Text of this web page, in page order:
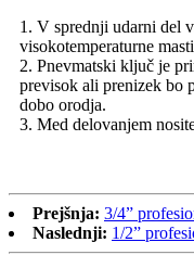
1. V sprednji udarni del
visokotemperaturne
2. Pnevmatski ključ je
previsok ali prenizek bo
dobo orodja.
3. Med delovanjem
Prejšnja: 3/4”
Naslednji: 1/2”